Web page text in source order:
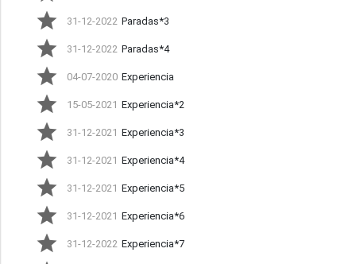
31-12-2022 Paradas*3
31-12-2022 Paradas*4
04-07-2020 Experiencia
15-05-2021 Experiencia*2
31-12-2021 Experiencia*3
31-12-2021 Experiencia*4
31-12-2021 Experiencia*5
31-12-2021 Experiencia*6
31-12-2022 Experiencia*7